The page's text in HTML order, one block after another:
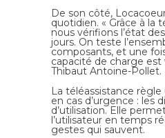
De son côté,
quotidien. « Grâce à la
nous vérifions l’état
jours. On teste
composants, et une
capacité de charge est
Thibaut Antoine-Pollet.
La téléassistance
en cas d’urgence : les
d’utilisation. Elle
l’utilisateur en temps
gestes qui sauvent.